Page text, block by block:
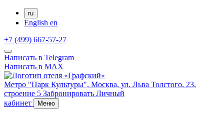
ru
English en
+7 (499) 667-57-27
Написать в Telegram
Написать в MAX
Метро "Парк Культуры", Москва, ул. Льва Толстого, 23,
строение 5 Забронировать Личный
кабинет
Меню